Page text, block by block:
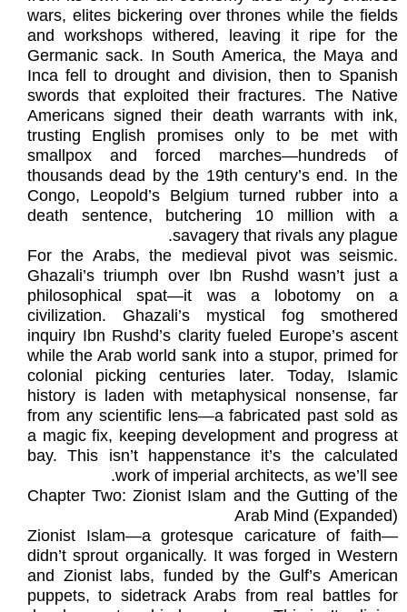
wars, elites bickering over thrones while the fields
and workshops withered, leaving it ripe for the
Germanic sack. In South America, the Maya and
Inca fell to drought and division, then to Spanish
swords that exploited their fractures. The Native
Americans signed their death warrants with ink,
trusting English promises only to be met with
smallpox and forced marches—hundreds of
thousands dead by the 19th century’s end. In the
Congo, Leopold’s Belgium turned rubber into a
death sentence, butchering 10 million with a
savagery that rivals any plague.
For the Arabs, the medieval pivot was seismic.
Ghazali’s triumph over Ibn Rushd wasn’t just a
philosophical spat—it was a lobotomy on a
civilization. Ghazali’s mystical fog smothered
inquiry Ibn Rushd’s clarity fueled Europe’s ascent
while the Arab world sank into a stupor, primed for
colonial picking centuries later. Today, Islamic
history is laden with metaphysical nonsense, far
from any scientific lens—a fabricated past sold as
a magic fix, keeping development and progress at
bay. This isn’t happenstance it’s the calculated
work of imperial architects, as we’ll see.
Chapter Two: Zionist Islam and the Gutting of the
Arab Mind (Expanded)
Zionist Islam—a grotesque caricature of faith—
didn’t sprout organically. It was forged in Western
and Zionist labs, funded by the Gulf’s American
puppets, to sidetrack Arabs from real battles for